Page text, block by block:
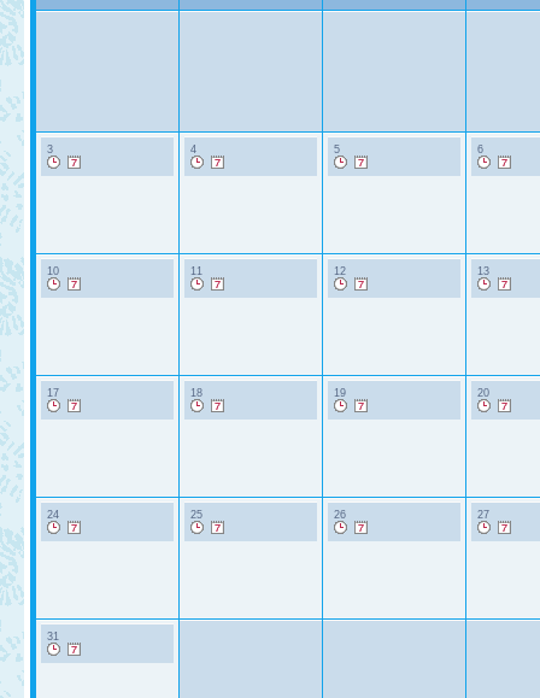
3 4 5 6
10 11 12 13
17 18 19 20
24 25 26 27
31